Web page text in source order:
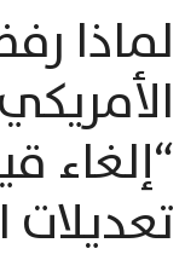
لماذا
“إلغاء
تعديلات